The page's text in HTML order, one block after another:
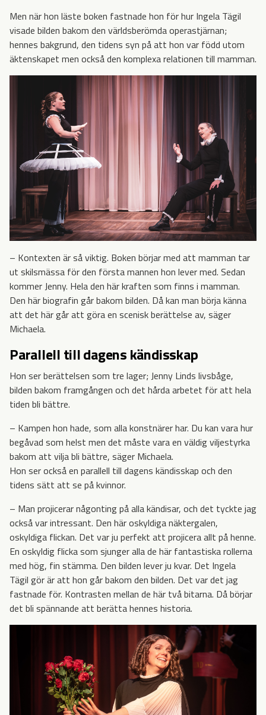
Men när hon läste boken fastnade hon för hur Ingela Tägil
visade bilden bakom den världsberömda operastjärnan;
hennes bakgrund, den tidens syn på att hon var född utom
äktenskapet men också den komplexa relationen till mamman.
– Kontexten är så viktig. Boken börjar med att mamman tar
ut skilsmässa för den första mannen hon lever med. Sedan
kommer Jenny. Hela den här kraften som finns i mamman.
Den här biografin går bakom bilden. Då kan man börja känna
att det här går att göra en scenisk berättelse av, säger
Michaela.
Parallell till dagens kändisskap
Hon ser berättelsen som tre lager; Jenny Linds livsbåge,
bilden bakom framgången och det hårda arbetet för att hela
tiden bli bättre.
– Kampen hon hade, som alla konstnärer har. Du kan vara hur
begåvad som helst men det måste vara en väldig viljestyrka
bakom att vilja bli bättre, säger Michaela.
Hon ser också en parallell till dagens kändisskap och den
tidens sätt att se på kvinnor.
– Man projicerar någonting på alla kändisar, och det tyckte jag
också var intressant. Den här oskyldiga näktergalen,
oskyldiga flickan. Det var ju perfekt att projicera allt på henne.
En oskyldig flicka som sjunger alla de här fantastiska rollerna
med hög, fin stämma. Den bilden lever ju kvar. Det Ingela
Tägil gör är att hon går bakom den bilden. Det var det jag
fastnade för. Kontrasten mellan de här två bitarna. Då börjar
det bli spännande att berätta hennes historia.